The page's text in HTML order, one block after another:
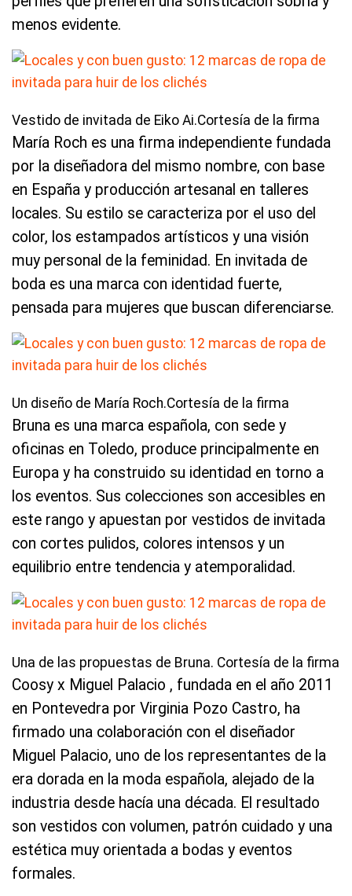
menos evidente.
Vestido de invitada de Eiko Ai.Cortesía de la firma
María Roch es una firma independiente fundada
por la diseñadora del mismo nombre, con base
en España y producción artesanal en talleres
locales. Su estilo se caracteriza por el uso del
color, los estampados artísticos y una visión
muy personal de la feminidad. En invitada de
boda es una marca con identidad fuerte,
pensada para mujeres que buscan diferenciarse.
Un diseño de María Roch.Cortesía de la firma
Bruna es una marca española, con sede y
oficinas en Toledo, produce principalmente en
Europa y ha construido su identidad en torno a
los eventos. Sus colecciones son accesibles en
este rango y apuestan por vestidos de invitada
con cortes pulidos, colores intensos y un
equilibrio entre tendencia y atemporalidad.
Una de las propuestas de Bruna. Cortesía de la firma
Coosy x Miguel Palacio , fundada en el año 2011
en Pontevedra por Virginia Pozo Castro, ha
firmado una colaboración con el diseñador
Miguel Palacio, uno de los representantes de la
era dorada en la moda española, alejado de la
industria desde hacía una década. El resultado
son vestidos con volumen, patrón cuidado y una
estética muy orientada a bodas y eventos
formales.